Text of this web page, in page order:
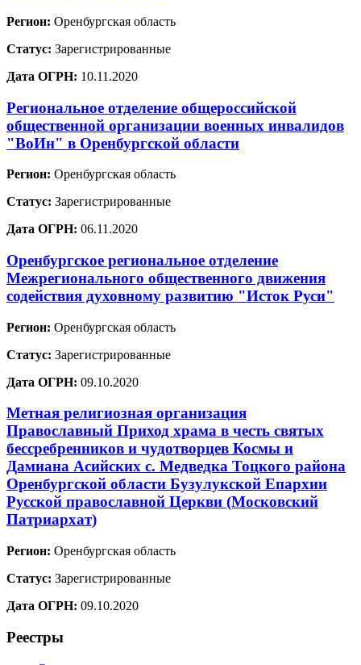
Регион: Оренбургская область
Статус: Зарегистрированные
Дата ОГРН: 10.11.2020
Региональное отделение общероссийской
общественной организации военных инвалидов
"ВоИн" в Оренбургской области
Регион: Оренбургская область
Статус: Зарегистрированные
Дата ОГРН: 06.11.2020
Оренбургское региональное отделение
Межрегионального общественного движения
содействия духовному развитию "Исток Руси"
Регион: Оренбургская область
Статус: Зарегистрированные
Дата ОГРН: 09.10.2020
Метная религиозная организация
Православный Приход храма в честь святых
бессребренников и чудотворцев Космы и
Дамиана Асийских с. Медведка Тоцкого района
Оренбургской области Бузулукской Епархии
Русской православной Церкви (Московский
Патриархат)
Регион: Оренбургская область
Статус: Зарегистрированные
Дата ОГРН: 09.10.2020
Реестры